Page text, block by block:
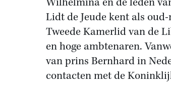
Lidt de Jeude kent als
Tweede Kamerlid van de
en hoge ambtenaren.
van prins Bernhard in
contacten met de